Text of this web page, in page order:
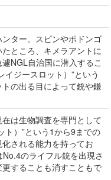
ター。スピンやポドンゴ
ところ、キメラアントに
NGL自治国に潜入するこ
イジースロット）”という
の出る目によって銃や鎌
は生物調査を専門として
ト）”という1から9までの
される能力を持ってお
のライフル銃を出現さ
することも消すこともで